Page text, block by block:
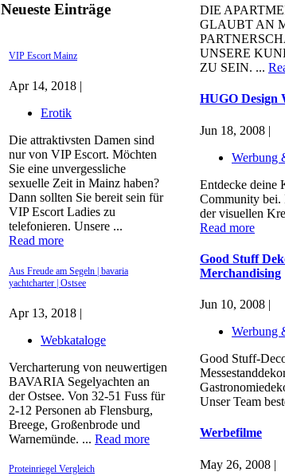
Neueste Einträge
VIP Escort Mainz
Apr 14, 2018 |
Erotik
Die attraktivsten Damen sind
nur von VIP Escort. Möchten
Sie eine unvergessliche
sexuelle Zeit in Mainz haben?
Dann sollten Sie bereit sein für
VIP Escort Ladies zu
telefonieren. Unsere ...
Read more
Aus Freude am Segeln | bavaria
yachtcharter | Ostsee
Apr 13, 2018 |
Webkataloge
Vercharterung von neuwertigen
BAVARIA Segelyachten an
der Ostsee. Von 32-51 Fuss für
2-12 Personen ab Flensburg,
Breege, Großenbrode und
Warnemünde. ... Read more
Proteinriegel Vergleich
DIE
GLAUBT AN
UNSERE
ZU SEIN. ...
HUGO Design
Jun 18, 2008 |
Werbung
Entdecke deine
Community bei.
der visuellen
Read more
Good Stuff
Merchandising
Jun 10, 2008 |
Werbung
Good Stuff-
Unser Team
Werbefilme
May 26, 2008 |